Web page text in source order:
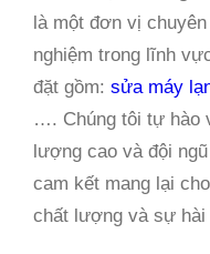
là một đơn vị
nghiệm trong lĩnh
đặt gồm: sửa máy
…. Chúng tôi tự hào
lượng cao và đội
cam kết mang lại
chất lượng và sự hài